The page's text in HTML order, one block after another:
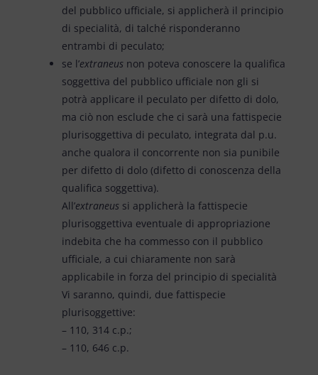
del pubblico ufficiale, si applicherà il principio
di specialità, di talché risponderanno
entrambi di peculato;
se l’extraneusnon poteva conoscere la qualifica
soggettiva del pubblico ufficiale non gli si
potrà applicare il peculato per difetto di dolo,
ma ciò non esclude che ci sarà una fattispecie
plurisoggettiva di peculato, integrata dal p.u.
anche qualora il concorrente non sia punibile
per difetto di dolo (difetto di conoscenza della
qualifica soggettiva).
All’extraneussi applicherà la fattispecie
plurisoggettiva eventuale di appropriazione
indebita che ha commesso con il pubblico
ufficiale, a cui chiaramente non sarà
applicabile in forza del principio di specialità
Vi saranno, quindi, due fattispecie
plurisoggettive:
– 110, 314 c.p.;
– 110, 646 c.p.